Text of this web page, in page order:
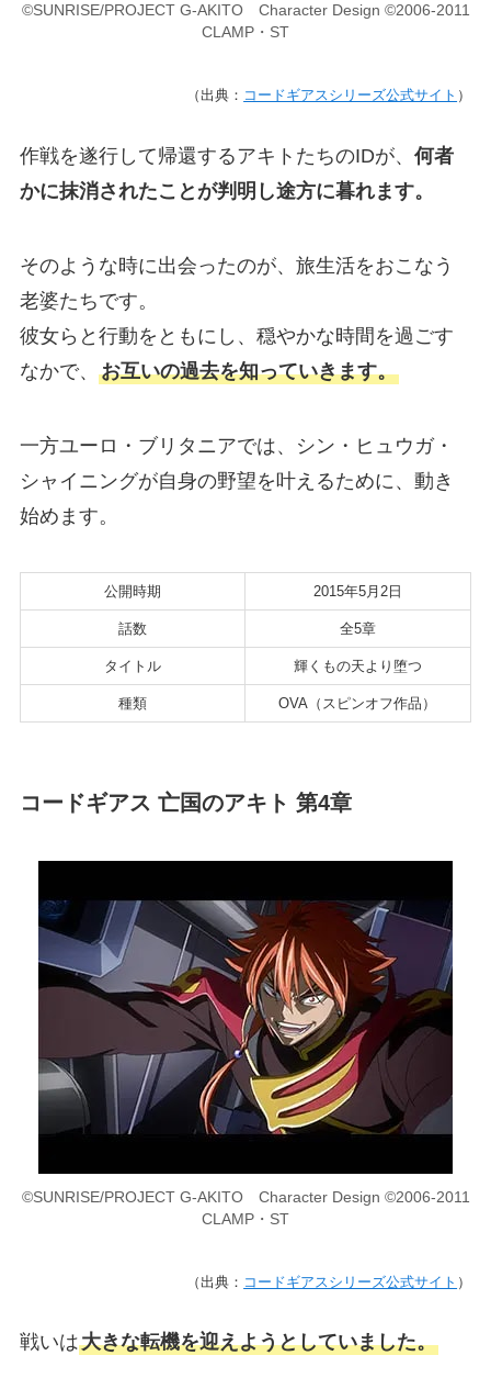
©SUNRISE/PROJECT G-AKITO Character Design ©2006-2011
CLAMP・ST
（出典： コードギアスシリーズ公式サイト ）
作戦を遂行して帰還するアキトたちのIDが、 何者
かに抹消されたことが判明し途方に暮れます。
そのような時に出会ったのが、旅生活をおこなう
老婆たちです。
彼女らと行動をともにし、穏やかな時間を過ごす
なかで、 お互いの過去を知っていきます。
一方ユーロ・ブリタニアでは、シン・ヒュウガ・
シャイニングが自身の野望を叶えるために、動き
始めます。
公開時期 2015年5月2日
話数 全5章
タイトル 輝くもの天より堕つ
種類 OVA（スピンオフ作品）
コードギアス 亡国のアキト 第4章
©SUNRISE/PROJECT G-AKITO Character Design ©2006-2011
CLAMP・ST
（出典： コードギアスシリーズ公式サイト ）
戦いは大きな転機を迎えようとしていました。